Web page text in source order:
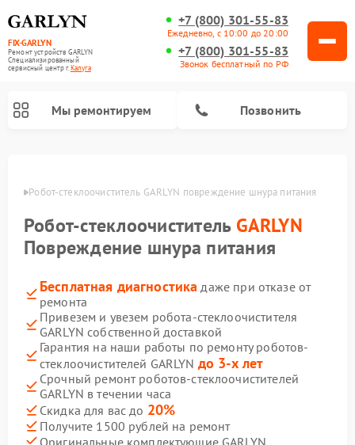
FIX-GARLYN
Ремонт устройств GARLYN
Специализированный
cервисный центр г.Калуга
+7 (800) 301-55-83
Ежедневно, с 10:00 до 20:00
+7 (800) 301-55-83
Звонок бесплатный по РФ
Мы ремонтируем Позвонить
Робот-стеклоочиститель GARLYN повреждение шнура питания
Робот-стеклоочиститель GARLYN
Повреждение шнура питания
Бесплатная диагностика даже при отказе от
ремонта
Привезем и увезем робота-стеклоочистителя
GARLYN собственной доставкой
Гарантия на наши работы по ремонту роботов-
стеклоочистителей GARLYN до 3-х лет
Срочный ремонт роботов-стеклоочистителей
GARLYN в течении часа
Скидка для вас до 20%
Получите 1500 рублей на ремонт
Оригинальные комплектующие GARLYN